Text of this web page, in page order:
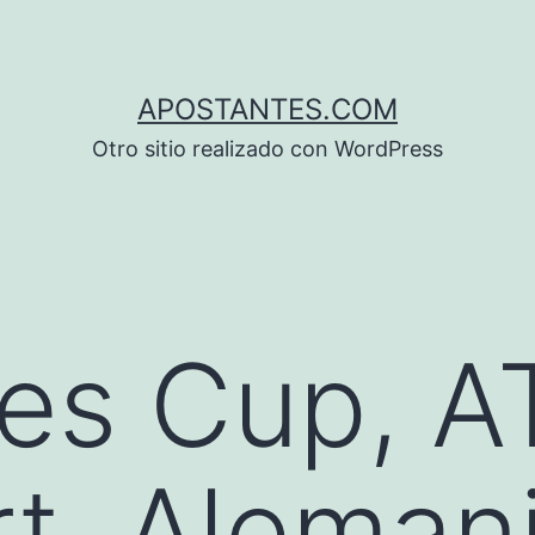
APOSTANTES.COM
Otro sitio realizado con WordPress
Cup,